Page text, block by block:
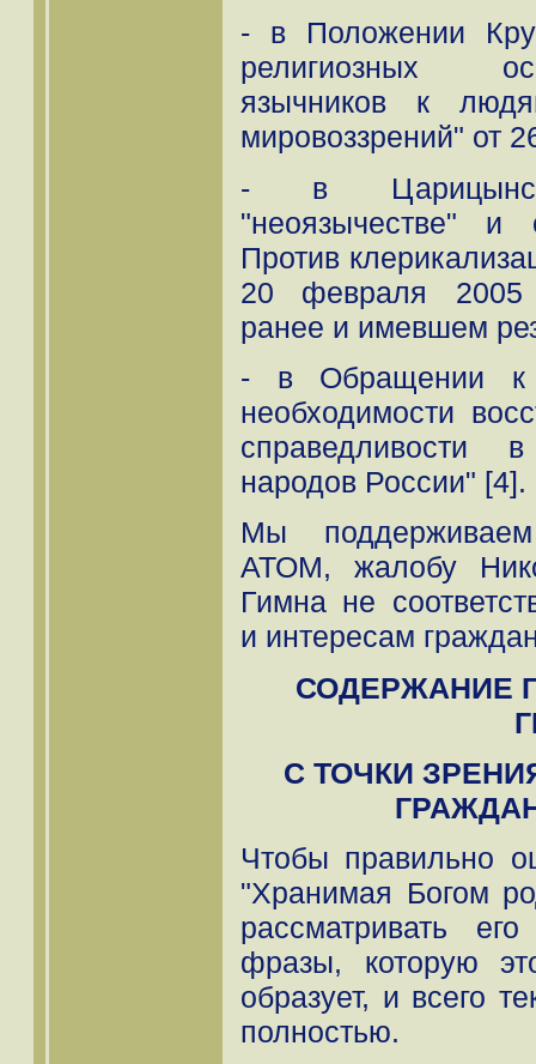
- в Положении
религиозных
язычников к
мировоззрений" от
- в
"неоязычестве" и
Против
20 февраля 2005
ранее и имевшем
- в Обращении к
необходимости
справедливости
народов России" [4].
Мы
АТОМ, жалобу
Гимна не
и интересам
СОДЕРЖАНИЕ
С ТОЧКИ
Чтобы правильно
"Хранимая Богом
рассматривать
фразы, которую
образует, и всего
полностью.